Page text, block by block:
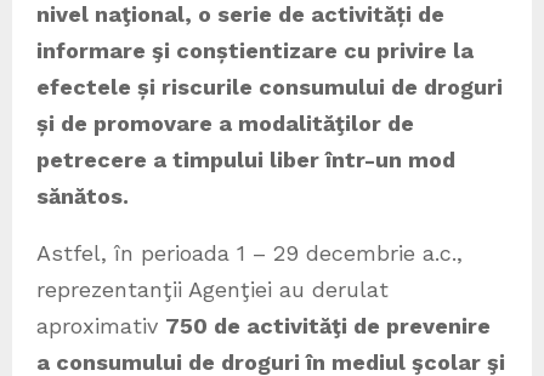
nivel naţional, o serie de activități de
informare şi conștientizare cu privire la
efectele și riscurile consumului de droguri
și de promovare a modalităţilor de
petrecere a timpului liber într-un mod
sănătos.
Astfel, în perioada 1 – 29 decembrie a.c.,
reprezentanţii Agenţiei au derulat
aproximativ 750 de activităţi de prevenire
a consumului de droguri în mediul şcolar şi